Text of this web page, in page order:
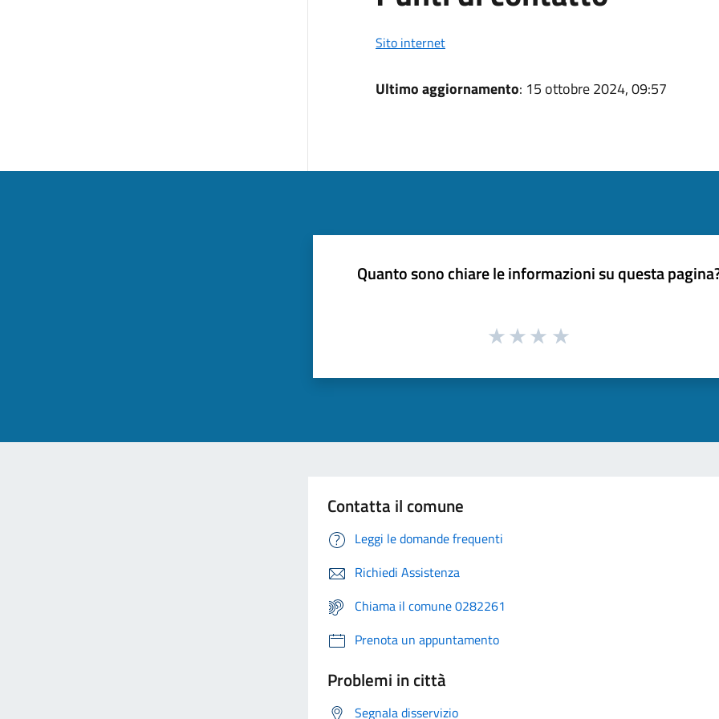
Sito internet
Ultimo aggiornamento: 15 ottobre 2024, 09:57
Quanto sono chiare le informazioni su questa
Contatta il comune
Leggi le domande frequenti
Richiedi Assistenza
Chiama il comune 0282261
Prenota un appuntamento
Problemi in città
Segnala disservizio